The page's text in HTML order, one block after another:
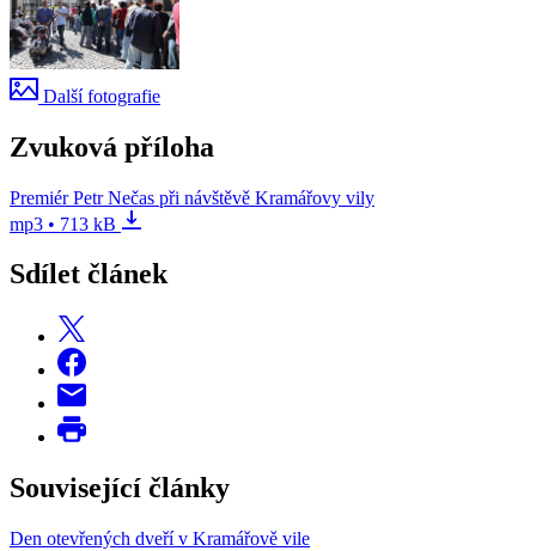
Další fotografie
Zvuková příloha
Premiér Petr Nečas při návštěvě Kramářovy vily
mp3 • 713 kB
Sdílet článek
Související články
Den otevřených dveří v Kramářově vile